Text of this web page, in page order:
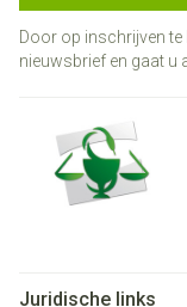
Door op inschrijven
nieuwsbrief en gaat u
Juridische links